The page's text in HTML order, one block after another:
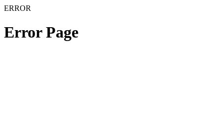
ERROR
Error Page